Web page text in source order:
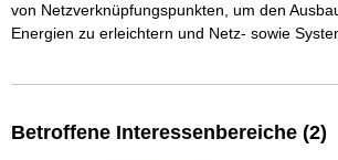
von Netzverknüpfungspunkten, um den
Energien zu erleichtern und Netz- sowie
Betroffene Interessenbereiche (2)